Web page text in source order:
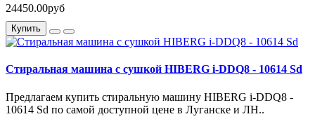
24450.00руб
Купить
Стиральная машина c сушкой HIBERG i-DDQ8 - 10614 Sd
Предлагаем купить стиральную машину HIBERG i-DDQ8 -
10614 Sd по самой доступной цене в Луганске и ЛН..